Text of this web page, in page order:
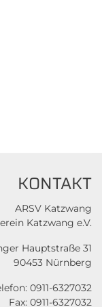
KONTAKT
ARSV Katzwang
Katzwang e.V.
Hauptstraße 31
90453 Nürnberg
0911-6327032
Fax: 0911-6327032